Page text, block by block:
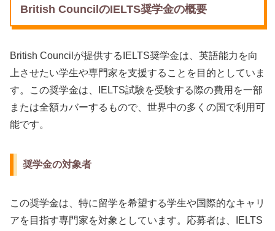
British CouncilのIELTS奨学金の概要
British Councilが提供するIELTS奨学金は、英語能力を向
上させたい学生や専門家を支援することを目的としていま
す。この奨学金は、IELTS試験を受験する際の費用を一部
または全額カバーするもので、世界中の多くの国で利用可
能です。
奨学金の対象者
この奨学金は、特に留学を希望する学生や国際的なキャリ
アを目指す専門家を対象としています。応募者は、IELTS